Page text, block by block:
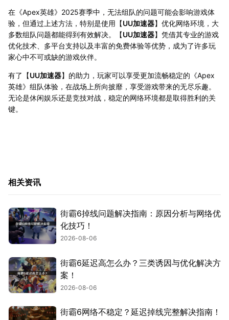
在《Apex英雄》2025赛季中，无法组队的问题可能会影响游戏体
验，但通过上述方法，特别是使用【UU加速器】优化网络环境，大
多数组队问题都能得到有效解决。【UU加速器】凭借其专业的游戏
优化技术、多平台支持以及丰富的免费体验等优势，成为了许多玩
家心中不可或缺的游戏伙伴。
有了【UU加速器】的助力，玩家可以享受更加流畅稳定的《Apex
英雄》组队体验，在战场上所向披靡，享受游戏带来的无尽乐趣。
无论是休闲娱乐还是竞技对战，稳定的网络环境都是取得胜利的关
键。
相关资讯
街霸6掉线问题解决指南：原因分析与网络优
化技巧！
2026-08-06
街霸6延迟高怎么办？三类诱因与优化解决方
案！
2026-08-06
街霸6网络不稳定？延迟掉线完整解决指南！